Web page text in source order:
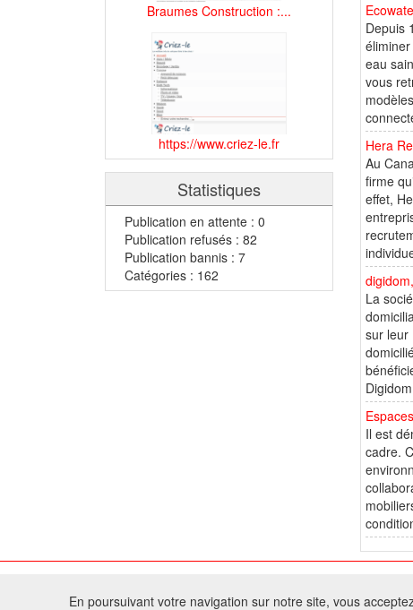
Braumes Construction :...
https://www.criez-le.fr
Statistiques
Publication en attente : 0
Publication refusés : 82
Publication bannis : 7
Catégories : 162
Depuis
eau
vous
Hera
Au
firme
effet,
La
sur leur
Il est
cadre.
Tous droits réservés -
En poursuivant votre navigation sur notre site, vous